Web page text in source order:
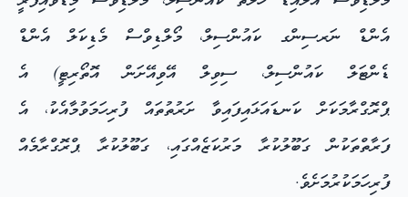
އެންޑް ނަރސިންގ ކައުންސިލް، މޯލްޑިވްސް މެޑިކަލް އެންޑް
ޑެންޓަލް ކައުންސިލް، ސިވިލް އޭވިއޭށަން އޮތޯރިޓީ) އެ
ޕްރޮގްރާމަކަށް ކަނޑައަޅައިފައިވާ ށަރުތުތައް ފުރިހަމަވުމާއެކު، އެ
ފަރާތްތަކުން ގަބޫލުކުރާ މަރުކަޒެއްގައި، ގަބޫލުކުރާ ޕްރޮގްރާމެއް
ފުރިހަމަކުރުމަށެވެ.